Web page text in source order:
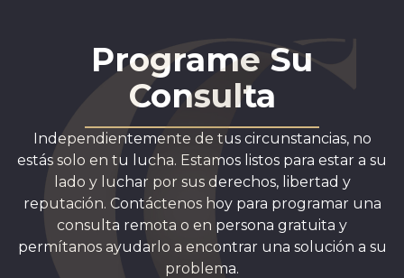
Programe Su
Consulta
Independientemente de tus circunstancias, no
estás solo en tu lucha. Estamos listos para estar a su
lado y luchar por sus derechos, libertad y
reputación. Contáctenos hoy para programar una
consulta remota o en persona gratuita y
permítanos ayudarlo a encontrar una solución a su
problema.